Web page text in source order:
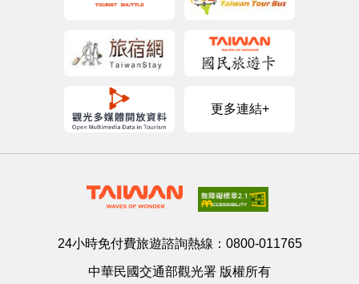
更多連結+
24小時免付費旅遊諮詢熱線： 0800-011765
中華民國交通部觀光署 版權所有